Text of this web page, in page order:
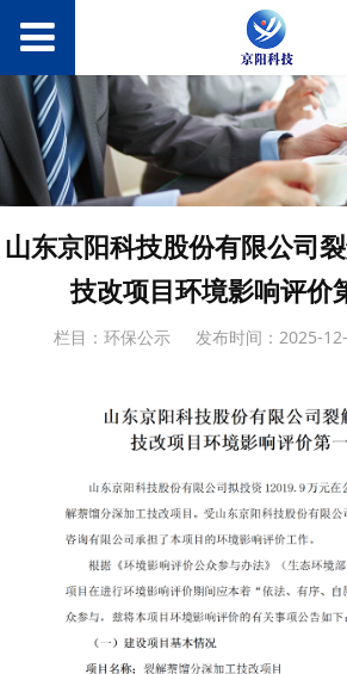
山东京阳科技股份有限公司
技改项目环境影响评价
栏目：环保公示 发布时间：2025-